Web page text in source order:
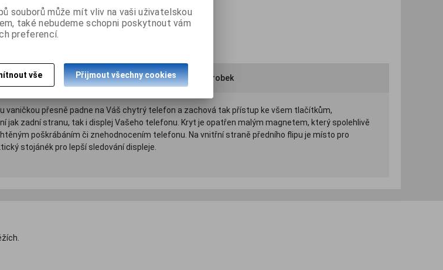
Doporučit výrobek
vaničkou přesně padne na Váš chytrý telefon a zachová tak přístup ke všem tlačítkům,
zadní stranu, tak i displej Vašeho telefonu. Kryt je opatřen malým magnetem, který spolehlivě
poškrábáním či znehodnocením telefonu. Na vnitřní straně předního flipu je místo pro
stojánék pro lepší sledování displeje.
souborů může mít vliv na vaši uživatelskou
také nebudeme schopni poskytnout vám
preferencí.
vše Přijmout všechny cookies